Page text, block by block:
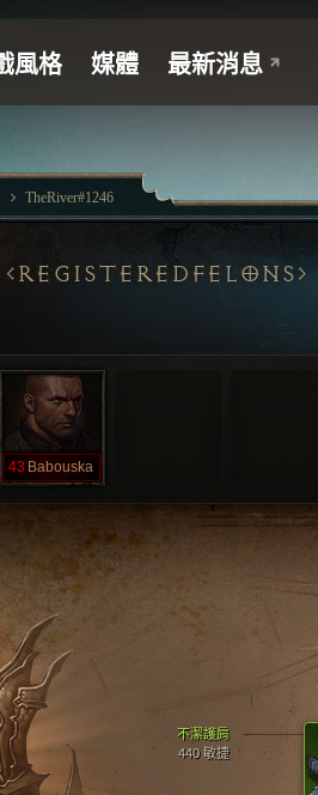
REGISTEREDFELONS
43 Babouska
不潔護肩
440 敏捷
TheRiver#1246